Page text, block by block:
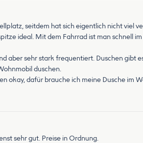
seitdem hat sich eigentlich nicht viel
ideal. Mit dem Fahrrad ist man schnell
aber sehr stark frequentiert. Duschen gibt
duschen.
okay, dafür brauche ich meine Dusche im
sehr gut. Preise in Ordnung.